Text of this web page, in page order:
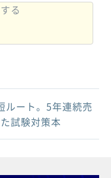
ルート。5年連続売
試験対策本